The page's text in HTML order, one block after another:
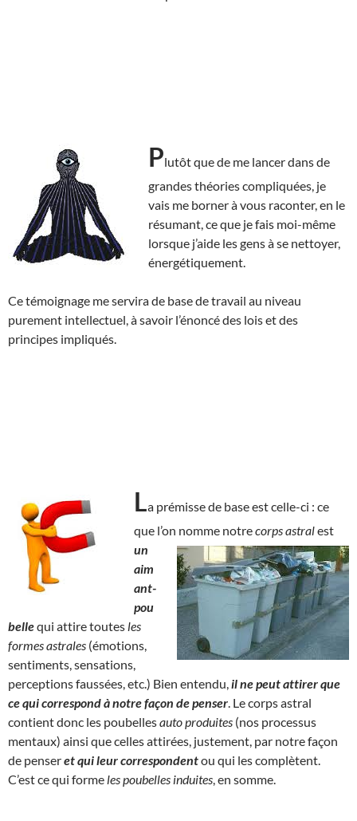
Plutôt que de me lancer dans de
grandes théories compliquées, je
vais me borner à vous raconter, en le
résumant, ce que je fais moi-même
lorsque j’aide les gens à se nettoyer,
énergétiquement.
Ce témoignage me servira de base de travail au niveau
purement intellectuel, à savoir l’énoncé des lois et des
principes impliqués.
La prémisse de base est celle-ci : ce
que l’on nomme notrecorps astralest
un
aim
ant-
pou
bellequi attire toutes les
formes astrales (émotions,
sentiments, sensations,
perceptions faussées, etc.) Bien entendu, il ne peut attirer que
ce qui correspond à notre façon de penser . Le corps astral
contient donc les poubellesauto produites (nos processus
mentaux) ainsi que celles attirées, justement, par notre façon
de penseret quileur correspondentou qui les complètent.
C’est ce qui forme les poubelles induites , en somme.